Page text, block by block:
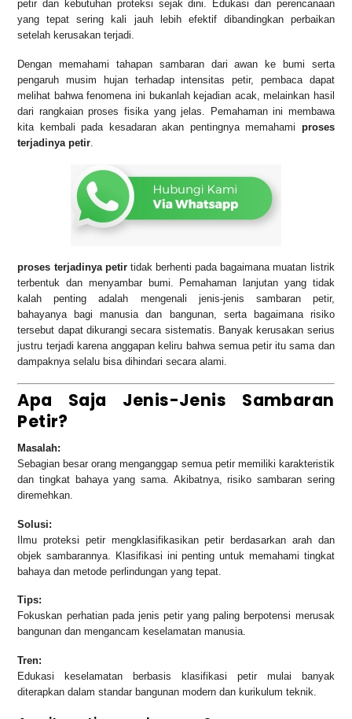
petir dan kebutuhan proteksi sejak dini. Edukasi dan perencanaan
yang tepat sering kali jauh lebih efektif dibandingkan perbaikan
setelah kerusakan terjadi.
Dengan memahami tahapan sambaran dari awan ke bumi serta
pengaruh musim hujan terhadap intensitas petir, pembaca dapat
melihat bahwa fenomena ini bukanlah kejadian acak, melainkan hasil
dari rangkaian proses fisika yang jelas. Pemahaman ini membawa
kita kembali pada kesadaran akan pentingnya memahami proses
terjadinya petir.
proses terjadinya petirtidak berhenti pada bagaimana muatan listrik
terbentuk dan menyambar bumi. Pemahaman lanjutan yang tidak
kalah penting adalah mengenali jenis-jenis sambaran petir,
bahayanya bagi manusia dan bangunan, serta bagaimana risiko
tersebut dapat dikurangi secara sistematis. Banyak kerusakan serius
justru terjadi karena anggapan keliru bahwa semua petir itu sama dan
dampaknya selalu bisa dihindari secara alami.
Apa Saja Jenis-Jenis Sambaran
Petir?
Masalah:
Sebagian besar orang menganggap semua petir memiliki karakteristik
dan tingkat bahaya yang sama. Akibatnya, risiko sambaran sering
diremehkan.
Solusi:
Ilmu proteksi petir mengklasifikasikan petir berdasarkan arah dan
objek sambarannya. Klasifikasi ini penting untuk memahami tingkat
bahaya dan metode perlindungan yang tepat.
Tips:
Fokuskan perhatian pada jenis petir yang paling berpotensi merusak
bangunan dan mengancam keselamatan manusia.
Tren:
Edukasi keselamatan berbasis klasifikasi petir mulai banyak
diterapkan dalam standar bangunan modern dan kurikulum teknik.